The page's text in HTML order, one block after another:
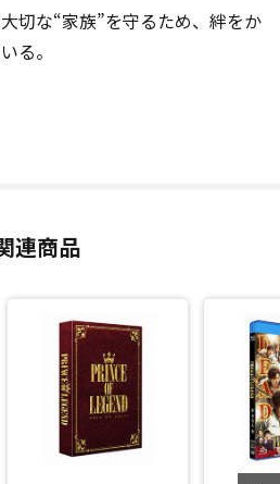
切な“家族”を守るため、絆をか
る。
連商品